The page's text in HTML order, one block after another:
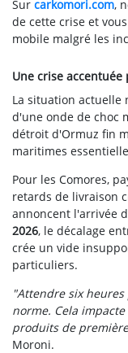
Sur carkomori.com,
de cette crise et
mobile malgré les
Une crise
La situation actuelle
d'une onde de choc
détroit d'Ormuz fin
maritimes
Pour les Comores,
retards de livraison
annoncent l'arrivée
2026, le décalage
crée un vide
particuliers.
"Attendre six
norme. Cela
produits de
Moroni.